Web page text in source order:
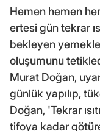
Hemen hemen
ertesi gün tekrar
bekleyen
oluşumunu
Murat Doğan,
günlük yapılıp,
Doğan, 'Tekrar
tifoya kadar